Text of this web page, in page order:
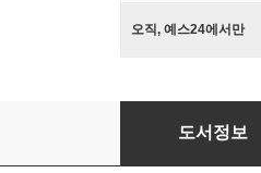
오직, 예스24에서만
한국의 블로그 산업
도서정보